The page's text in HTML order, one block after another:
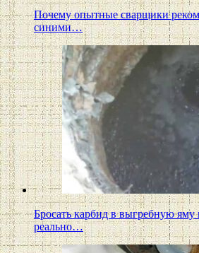
Почему опытные сварщики
синими…
Бросать карбид в выгребную яму
реально…